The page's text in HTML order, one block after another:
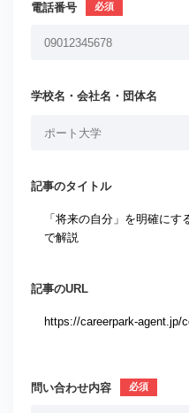
電話番号
学校名・会社名・団体名
記事のタイトル
記事のURL
問い合わせ内容